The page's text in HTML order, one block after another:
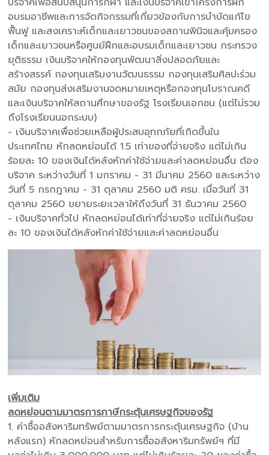
อบรมอาชีพและการจัดกิจกรรมที่เกี่ยวข้องกับการบำบัดแก้ไข
ฟื้นฟู และสงเคราะห์เด็กและเยาวชนของสถานพินิจและคุ้มครอง
เด็กและเยาวชนหรือศูนย์ฝึกและอบรมเด็กและเยาวชน กระทรวง
ยุติธรรม เงินบริจาคให้กองทุนพัฒนาสิ่งปลอดภัยและ
สร้างสรรค์ กองทุนเสริมงานวัฒนธรรม กองทุนเสริมศิลปะร่วม
สมัย กองทุนส่งเสริมงานจดหมายเหตุหรือกองทุนโบราณคดี
และเงินบริจาคให้สถานศึกษาของรัฐ โรงเรียนเอกชน (แต่ไม่รวม
ถึงโรงเรียนนอกระบบ)
- เงินบริจาคเพื่อช่วยเหลือผู้ประสบอุทกภัยที่เกิดขึ้นใน
ประเทศไทย หักลดหย่อนได้ 1.5 เท่าของที่จ่ายจริง แต่ไม่เกิน
ร้อยละ 10 ของเงินได้หลังหักค่าใช้จ่ายและค่าลดหย่อนอื่น ต้อง
บริจาค ระหว่างวันที่ 1 มกราคม - 31 มีนาคม 2560 และระหว่าง
วันที่ 5 กรกฎาคม - 31 ตุลาคม 2560 มติ ครม. เมื่อวันที่ 31
ตุลาคม 2560 ขยายระยะเวลาให้ถึงวันที่ 31 ธันวาคม 2560
- เงินบริจาคทั่วไป หักลดหย่อนได้เท่าที่จ่ายจริง แต่ไม่เกินร้อย
ละ 10 ของเงินได้หลังหักค่าใช้จ่ายและค่าลดหย่อนอื่น
เพิ่มเติม
ลดหย่อนตามมาตรการภาษีกระตุ้นเศรษฐกิจของรัฐ
1. ค่าซื้ออสังหาริมทรัพย์ตามมาตรการกระตุ้นเศรษฐกิจ (บ้าน
หลังแรก) หักลดหย่อนสำหรับการซื้ออสังหาริมทรัพย์ฯ ที่มี